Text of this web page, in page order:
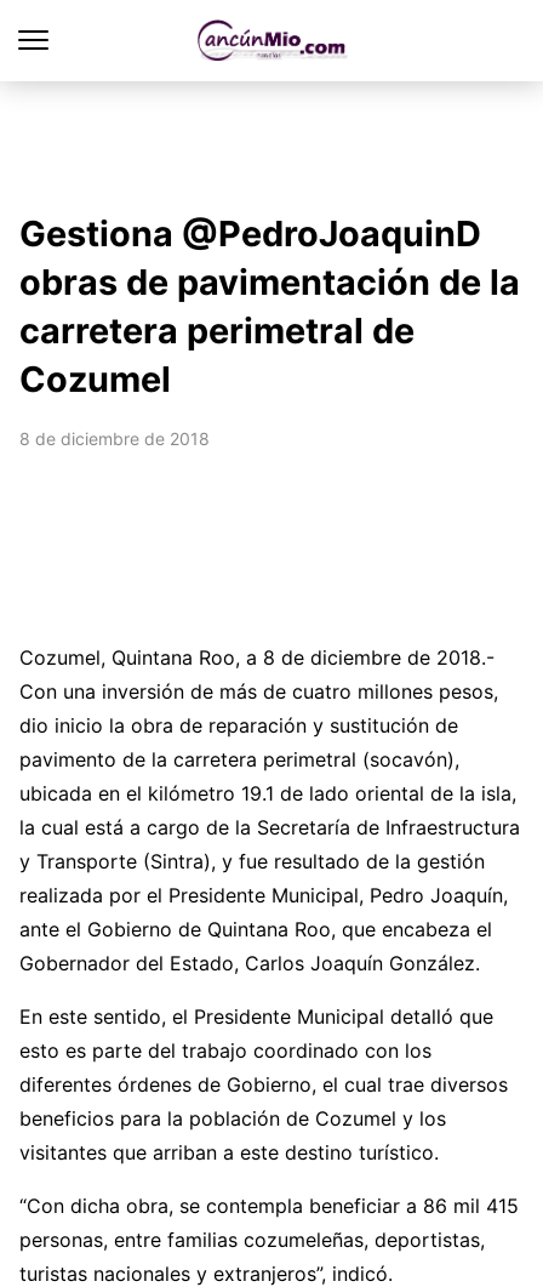
Gestiona @PedroJoaquinD
obras de pavimentación de la
carretera perimetral de
Cozumel
8 de diciembre de 2018
Cozumel, Quintana Roo, a 8 de diciembre de 2018.-
Con una inversión de más de cuatro millones pesos,
dio inicio la obra de reparación y sustitución de
pavimento de la carretera perimetral (socavón),
ubicada en el kilómetro 19.1 de lado oriental de la isla,
la cual está a cargo de la Secretaría de Infraestructura
y Transporte (Sintra), y fue resultado de la gestión
realizada por el Presidente Municipal, Pedro Joaquín,
ante el Gobierno de Quintana Roo, que encabeza el
Gobernador del Estado, Carlos Joaquín González.
En este sentido, el Presidente Municipal detalló que
esto es parte del trabajo coordinado con los
diferentes órdenes de Gobierno, el cual trae diversos
beneficios para la población de Cozumel y los
visitantes que arriban a este destino turístico.
“Con dicha obra, se contempla beneficiar a 86 mil 415
personas, entre familias cozumeleñas, deportistas,
turistas nacionales y extranjeros”, indicó.